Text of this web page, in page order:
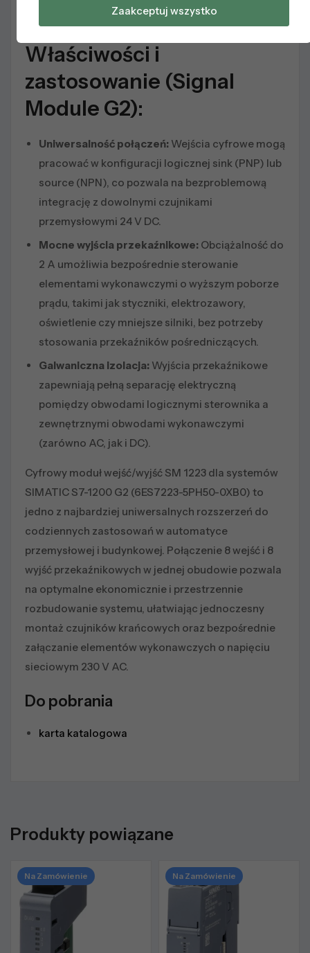
Obciążalność prądowa wyjść:
Do 2 A na kanał
Właściwości i
zastosowanie (Signal
Module G2):
Uniwersalność połączeń: Wejścia cyfrowe mogą
pracować w konfiguracji logicznej sink (PNP) lub
source (NPN), co pozwala na bezproblemową
integrację z dowolnymi czujnikami
przemysłowymi 24 V DC.
Mocne wyjścia przekaźnikowe: Obciążalność do
2 A umożliwia bezpośrednie sterowanie
elementami wykonawczymi o wyższym poborze
prądu, takimi jak styczniki, elektrozawory,
oświetlenie czy mniejsze silniki, bez potrzeby
stosowania przekaźników pośredniczących.
Galwaniczna izolacja: Wyjścia przekaźnikowe
zapewniają pełną separację elektryczną
pomiędzy obwodami logicznymi sterownika a
zewnętrznymi obwodami wykonawczymi
(zarówno AC, jak i DC).
Cyfrowy moduł wejść/wyjść SM 1223 dla systemów
SIMATIC S7-1200 G2 (6ES7223-5PH50-0XB0) to
jedno z najbardziej uniwersalnych rozszerzeń do
codziennych zastosowań w automatyce
przemysłowej i budynkowej. Połączenie 8 wejść i 8
wyjść przekaźnikowych w jednej obudowie pozwala
na optymalne ekonomicznie i przestrzennie
rozbudowanie systemu, ułatwiając jednoczesny
montaż czujników krańcowych oraz bezpośrednie
załączanie elementów wykonawczych o napięciu
sieciowym 230 V AC.
Do pobrania
karta katalogowa
Produkty powiązane
Na Zamówienie Na Zamówienie
Zaakceptuj wszystko